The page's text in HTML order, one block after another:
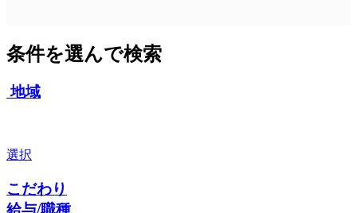
条件を選んで検索
地域
選択
こだわり
給与/職種